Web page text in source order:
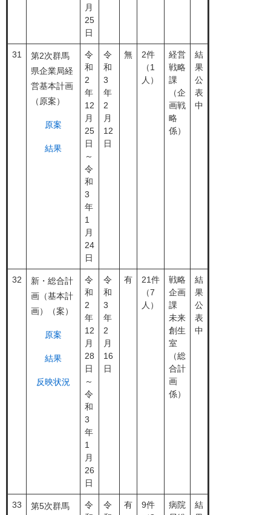
月
25
日
31
第2次群馬
県企業局経
営基本計画
（原案）
原案
結果
令
和
2
年
12
月
25
日
～
令
和
3
年
1
月
24
日
令
和
3
年
2
月
12
日
無
2件
（1
人）
経営
戦略
課
（企
画戦
略
係）
結
果
公
表
中
32
新・総合計
画（基本計
画）（案）
原案
結果
反映状況
令
和
2
年
12
月
28
日
～
令
和
3
年
1
月
26
日
令
和
3
年
2
月
16
日
有
21件
（7
人）
戦略
企画
課
未来
創生
室
（総
合計
画
係）
結
果
公
表
中
33
第5次群馬
令
令
有
9件
病院
結